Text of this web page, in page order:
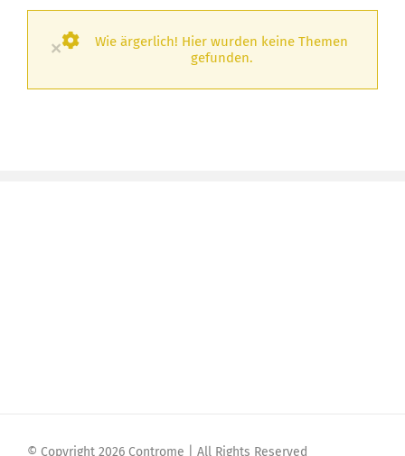
×
Wie ärgerlich! Hier wurden keine Themen
gefunden.
© Copyright 2026 Controme | All Rights Reserved